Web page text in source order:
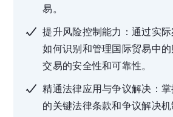
易。
提升风险控制能力：通过实
如何识别和管理国际贸易中
交易的安全性和可靠性。
精通法律应用与争议解决：
的关键法律条款和争议解决